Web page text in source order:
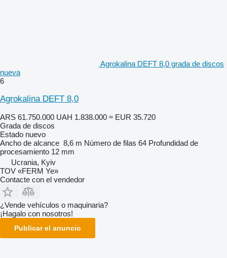
Agrokalina DEFT 8,0 grada de discos
nueva
6
Agrokalina DEFT 8,0
ARS 61.750.000 UAH 1.838.000 ≈ EUR 35.720
Grada de discos
Estado nuevo
Ancho de alcance 8,6 m Número de filas 64 Profundidad de
procesamiento 12 mm
Ucrania, Kyiv
TOV «FERM Ye»
Contacte con el vendedor
¿Vende vehículos o maquinaria?
¡Hagalo con nosotros!
Publicar el anuncio